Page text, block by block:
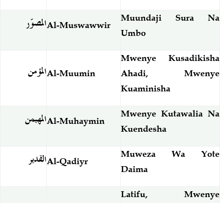
المصوّرAl-Muswawwir
Muundaji Sura Na
Umbo
المؤمنAl-Muumin
Mwenye Kusadikisha
Ahadi, Mwenye
Kuaminisha
المهيمنAl-Muhaymin
Mwenye Kutawalia Na
Kuendesha
القديرAl-Qadiyr
Muweza Wa Yote
Daima
Latifu, Mwenye